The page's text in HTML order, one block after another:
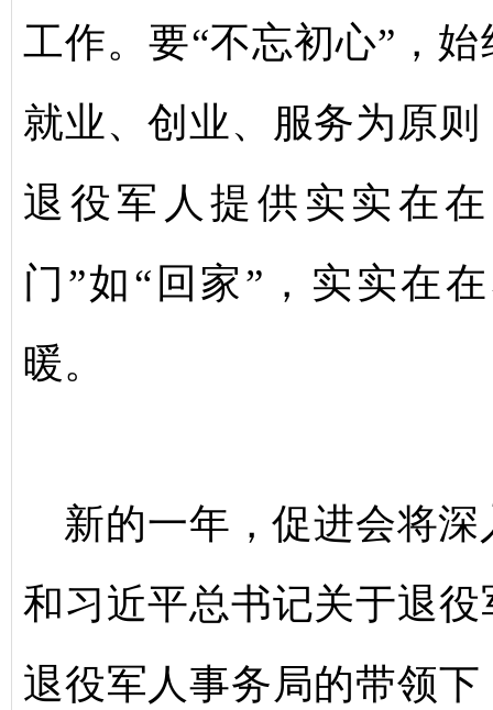
工作。要“不忘初心”，
就业、创业、服务为原
退役军人提供实实在
门”如“回家”，实实在
暖。
新的一年，促进会将
和习近平总书记关于退
退役军人事务局的带领